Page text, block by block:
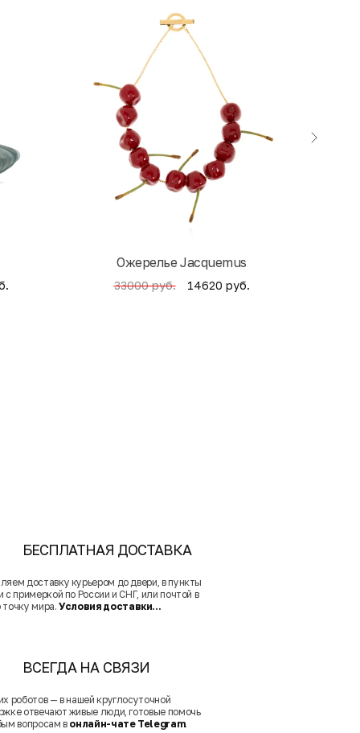
Ожерелье Jacquemus
33000 руб. 14620 руб.
БЕСПЛАТНАЯ ДОСТАВКА
доставку курьером до двери, в пункты
с примеркой по России и СНГ, или почтой в
мира.Условия доставки...
ВСЕГДА НА СВЯЗИ
роботов — в нашей круглосуточной
отвечают живые люди, готовые помочь
вопросам в онлайн-чате Telegram.